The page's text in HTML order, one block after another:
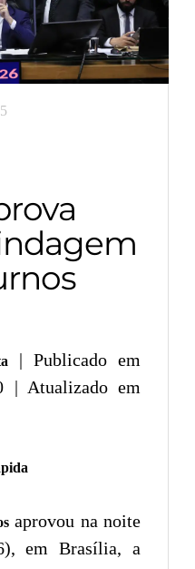
| Publicado em
| Atualizado em
aprovou na noite
em Brasília, a